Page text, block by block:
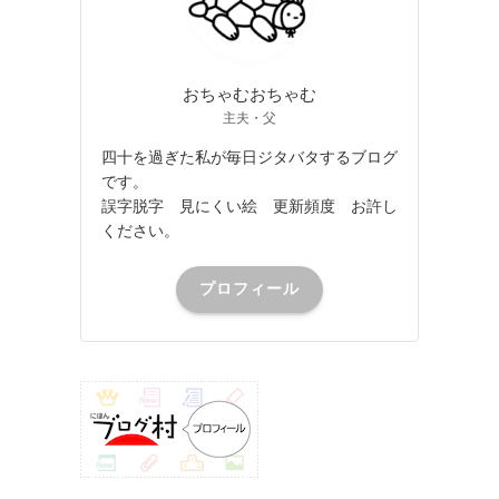
おちゃむおちゃむ
主夫・父
四十を過ぎた私が毎日ジタバタするブログ
です。
誤字脱字 見にくい絵 更新頻度 お許し
ください。
プロフィール